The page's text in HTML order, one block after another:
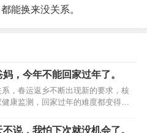
的旅客，摘下行囊，短暂
作，租的第一间房是一个
妈知道我在北京工作，打
时间带你玩儿 " ，其实只
能换来没关系。
，今年不能回家过年了。
系，春运返乡不断出现新的要求，核
康监测，回家过年的难度都变得越
年回家好难，不如就地留在北京过
说，我怕下次就没机会了。